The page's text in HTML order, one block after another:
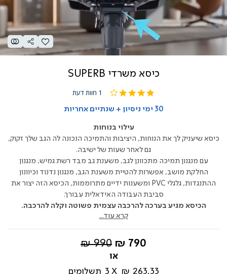
כיסא משרדי SUPERB
4.0
rating
1 חוות דעת
30 ימי ניסיון + שנתיים אחריות
עילוי בנוחות
כיסא שיעניק לך את הנוחות, היציבות והתמיכה הנכונה לה הגב שלך זקוק,
גם לאחר שעות של ישיבה.
עם מנגנון תמיכה מתכוונן לגב, משענת גב מבד רשת גמיש, מנגנון
החלקת מושב, אפשרות להטיית משענת הגב, מנגנון נדנוד וכיוונון
ההתנגדות, גלגלי PVC ומשענות ידיים מתרוממות, הכיסא הזה יצור את
סביבת העבודה האידאלית עבורך.
הכיסא מגיע בערכה להרכבה עצמית פשוטה וקלה להרכבה.
קרא עוד...
החל
790 ₪
מחיר
רגיל
990 ₪
263.33 ₪
3 תשלומים